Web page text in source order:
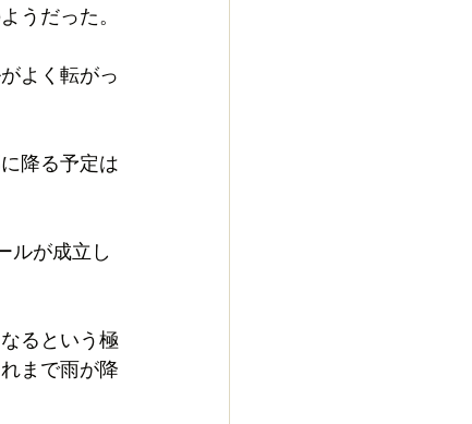
うだった。
よく転がっ
降る予定は
ルが成立し
るという極
まで雨が降